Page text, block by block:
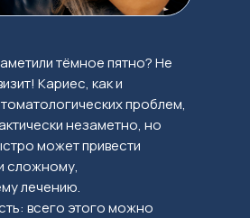
тёмное пятно? Не
Кариес, как и
проблем,
незаметно, но
может привести
сложному,
лечению.
всего этого можно